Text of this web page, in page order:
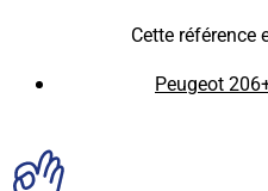
Cette référence
Peugeot